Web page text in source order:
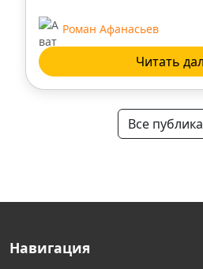
Роман Афанасьев
Читать
Все
Навигация